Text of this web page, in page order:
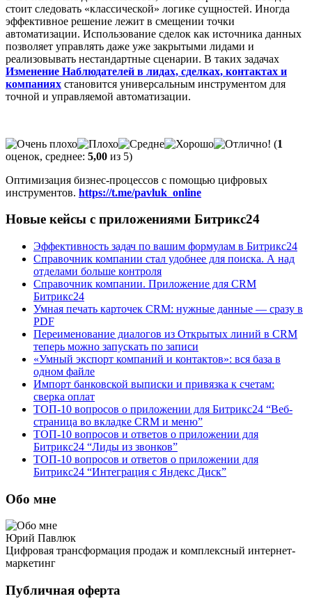
стоит следовать «классической» логике сущностей. Иногда
эффективное решение лежит в смещении точки
автоматизации. Использование сделок как источника данных
позволяет управлять даже уже закрытыми лидами и
реализовывать нестандартные сценарии. В таких задачах
Изменение Наблюдателей в лидах, сделках, контактах и
компаниях становится универсальным инструментом для
точной и управляемой автоматизации.
(1
оценок, среднее: 5,00 из 5)
Оптимизация бизнес-процессов с помощью цифровых
инструментов. https://t.me/pavluk_online
Новые кейсы с приложениями Битрикс24
Эффективность задач по вашим формулам в Битрикс24
Справочник компании стал удобнее для поиска. А над
отделами больше контроля
Справочник компании. Приложение для CRM
Битрикс24
Умная печать карточек CRM: нужные данные — сразу в
PDF
Переименование диалогов из Открытых линий в CRM
теперь можно запускать по записи
«Умный экспорт компаний и контактов»: вся база в
одном файле
Импорт банковской выписки и привязка к счетам:
сверка оплат
ТОП-10 вопросов о приложении для Битрикс24 “Веб-
страница во вкладке CRM и меню”
ТОП-10 вопросов и ответов о приложении для
Битрикс24 “Лиды из звонков”
ТОП-10 вопросов и ответов о приложении для
Битрикс24 “Интеграция с Яндекс Диск”
Обо мне
Юрий Павлюк
Цифровая трансформация продаж и комплексный интернет-
маркетинг
Публичная оферта